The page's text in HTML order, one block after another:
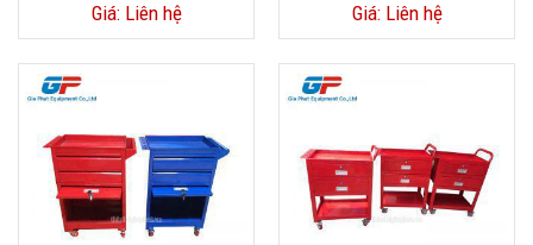
Giá: Liên hệ Giá: Liên hệ